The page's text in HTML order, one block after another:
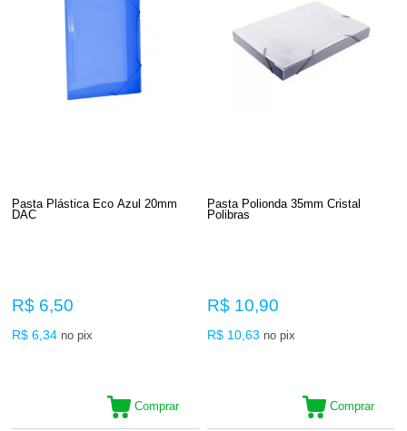
Pasta Plástica Eco Azul 20mm
DAC
R$ 6,50
R$ 6,34 no pix
Comprar
Pasta Polionda 35mm Cristal
Polibras
R$ 10,90
R$ 10,63 no pix
Comprar